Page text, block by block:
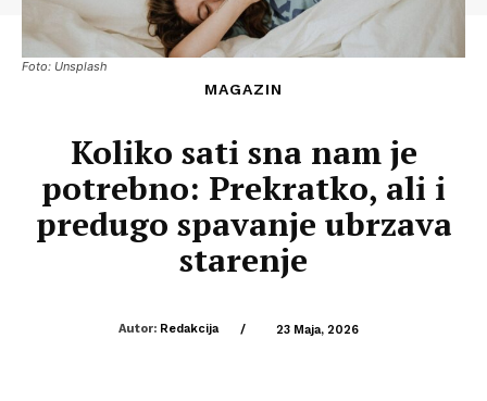
Foto: Unsplash
MAGAZIN
Koliko sati sna nam je
potrebno: Prekratko, ali i
predugo spavanje ubrzava
starenje
Autor: Redakcija / 23 Maja, 2026